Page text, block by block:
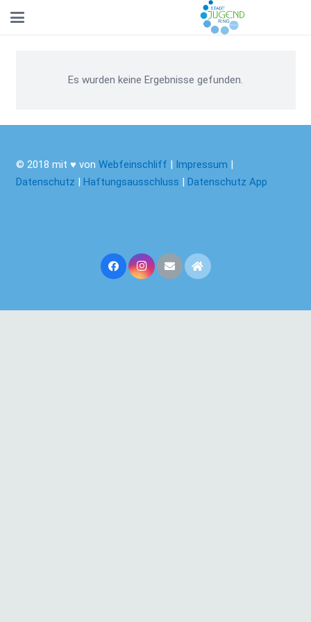
Es wurden keine Ergebnisse gefunden.
© 2018 mit ♥ von Webfeinschliff | Impressum |
Datenschutz | Haftungsausschluss | Datenschutz App